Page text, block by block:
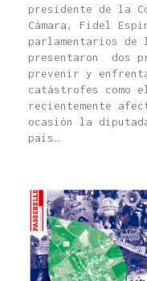
presidente de la
Cámara, Fidel
parlamentarios de
presentaron dos
prevenir y
catástrofes como
recientemente
ocasión la
país…